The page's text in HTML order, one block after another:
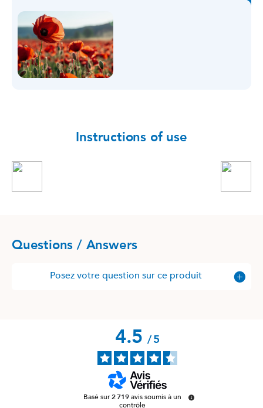
Instructions of use
Questions / Answers
Posez votre question sur ce produit
4.5/5
Basé sur2 719 avis soumis à un
contrôle